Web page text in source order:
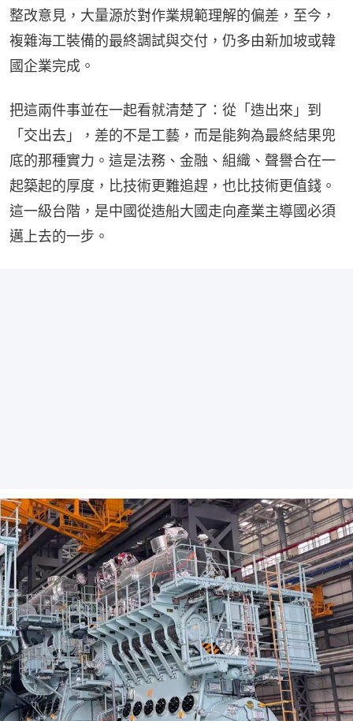
整改意見，大量源於對作業規範理解的偏差，至今，
複雜海工裝備的最終調試與交付，仍多由新加坡或韓
國企業完成。
把這兩件事並在一起看就清楚了：從「造出來」到
「交出去」，差的不是工藝，而是能夠為最終結果兜
底的那種實力。這是法務、金融、組織、聲譽合在一
起築起的厚度，比技術更難追趕，也比技術更值錢。
這一級台階，是中國從造船大國走向產業主導國必須
邁上去的一步。